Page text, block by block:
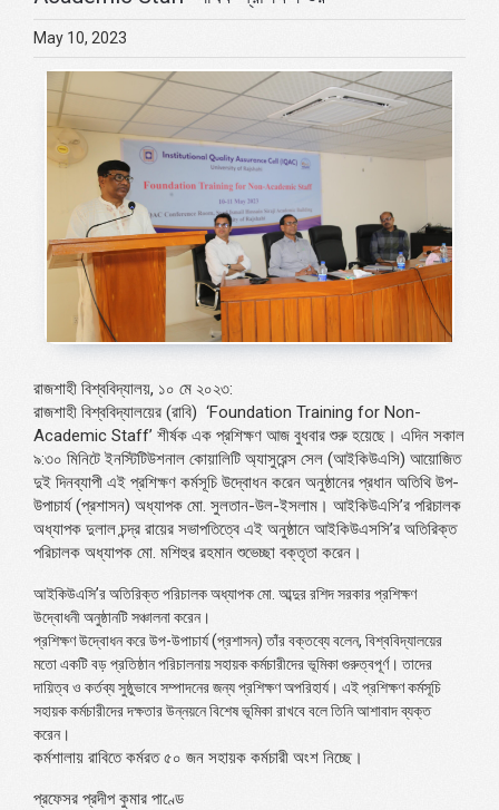
May 10, 2023
রাজশাহী বিশ্ববিদ্যালয়, ১০ মে ২০২৩:
রাজশাহী বিশ্ববিদ্যালয়ের (রাবি) ‘Foundation Training for Non-
Academic Staff’ শীর্ষক এক প্রশিক্ষণ আজ বুধবার শুরু হয়েছে। এদিন সকাল
৯:৩০ মিনিটে ইনস্টিটিউশনাল কোয়ালিটি অ্যাসুরেন্স সেল (আইকিউএসি) আয়োজিত
দুই দিনব্যাপী এই প্রশিক্ষণ কর্মসূচি উদ্বোধন করেন অনুষ্ঠানের প্রধান অতিথি উপ-
উপাচার্য (প্রশাসন) অধ্যাপক মো. সুলতান-উল-ইসলাম। আইকিউএসি’র পরিচালক
অধ্যাপক দুলাল চন্দ্র রায়ের সভাপতিত্বে এই অনুষ্ঠানে আইকিউএসসি’র অতিরিক্ত
পরিচালক অধ্যাপক মো. মশিহুর রহমান শুভেচ্ছা বক্তৃতা করেন।
আইকিউএসি’র অতিরিক্ত পরিচালক অধ্যাপক মো. আব্দুর রশিদ সরকার প্রশিক্ষণ
উদ্বোধনী অনুষ্ঠানটি সঞ্চালনা করেন।
প্রশিক্ষণ উদ্বোধন করে উপ-উপাচার্য (প্রশাসন) তাঁর বক্তব্যে বলেন, বিশ্ববিদ্যালয়ের
মতো একটি বড় প্রতিষ্ঠান পরিচালনায় সহায়ক কর্মচারীদের ভূমিকা গুরুত্বপূর্ণ। তাদের
দায়িত্ব ও কর্তব্য সুষ্ঠুভাবে সম্পাদনের জন্য প্রশিক্ষণ অপরিহার্য। এই প্রশিক্ষণ কর্মসূচি
সহায়ক কর্মচারীদের দক্ষতার উন্নয়নে বিশেষ ভূমিকা রাখবে বলে তিনি আশাবাদ ব্যক্ত
করেন।
কর্মশালায় রাবিতে কর্মরত ৫০ জন সহায়ক কর্মচারী অংশ নিচ্ছে।
প্রফেসর প্রদীপ কুমার পাণ্ডে